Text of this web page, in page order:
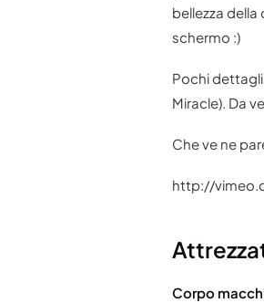
bellezza
schermo :)
Pochi
Miracle). Da
Che ve ne
http://
Corpo